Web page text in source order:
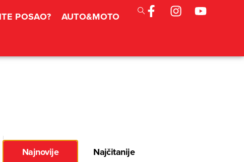
POSAO?
AUTO&MOTO
Najnovije
Najčitanije